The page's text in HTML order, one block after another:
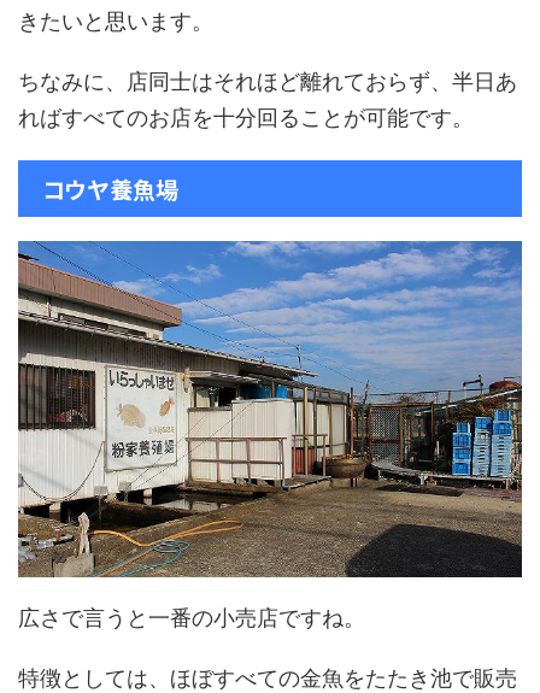
きたいと思います。
ちなみに、店同士はそれほど離れておらず、半日あ
ればすべてのお店を十分回ることが可能です。
コウヤ養魚場
広さで言うと一番の小売店ですね。
特徴としては、ほぼすべての金魚をたたき池で販売